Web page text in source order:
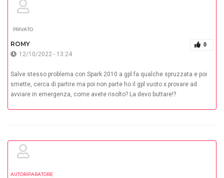
PRIVATO
ROMY 0
12/10/2022 - 13:24
Salve stesso problema con Spark 2010 a gpl fa qualche spruzzata e poi
smette, cerca di partire ma poi non parte ho il gpl vuoto x provare ad
avviare in emergenza, come avete risolto? La devo buttare!?
AUTORIPARATORE